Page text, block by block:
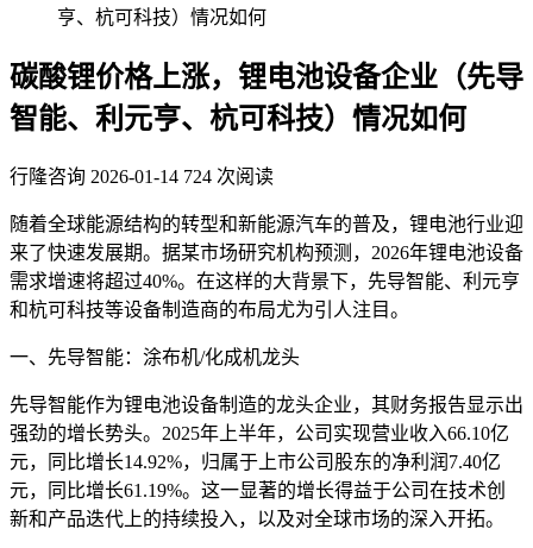
亨、杭可科技）情况如何
碳酸锂价格上涨，锂电池设备企业（先导
智能、利元亨、杭可科技）情况如何
行隆咨询 2026-01-14 724 次阅读
随着全球能源结构的转型和新能源汽车的普及，锂电池行业迎
来了快速发展期。据某市场研究机构预测，2026年锂电池设备
需求增速将超过40%。在这样的大背景下，先导智能、利元亨
和杭可科技等设备制造商的布局尤为引人注目。
一、先导智能：涂布机/化成机龙头
先导智能作为锂电池设备制造的龙头企业，其财务报告显示出
强劲的增长势头。2025年上半年，公司实现营业收入66.10亿
元，同比增长14.92%，归属于上市公司股东的净利润7.40亿
元，同比增长61.19%。这一显著的增长得益于公司在技术创
新和产品迭代上的持续投入，以及对全球市场的深入开拓。